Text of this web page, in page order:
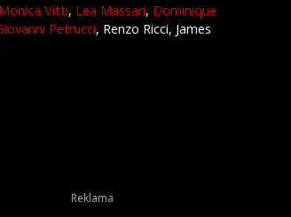
Monica Vitti, Lea Massari, Dominique
Petrucci, Renzo Ricci, James